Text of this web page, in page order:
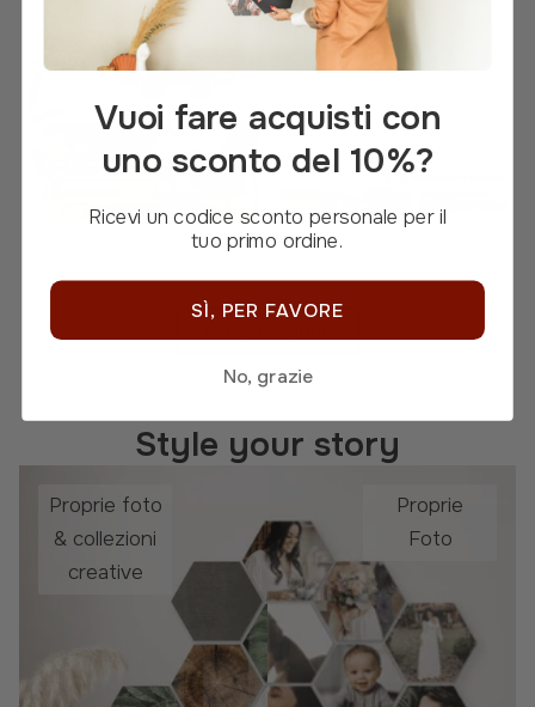
Style your story
Proprie foto
& collezioni
creative
Proprie
Foto
Vuoi fare acquisti con
uno sconto del 10%?
Ricevi un codice sconto personale per il
tuo primo ordine.
SÌ, PER FAVORE
No, grazie